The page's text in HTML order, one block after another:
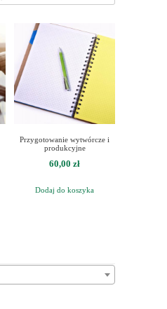
Przygotowanie wytwórcze i
produkcyjne
60,00 zł
Dodaj do koszyka